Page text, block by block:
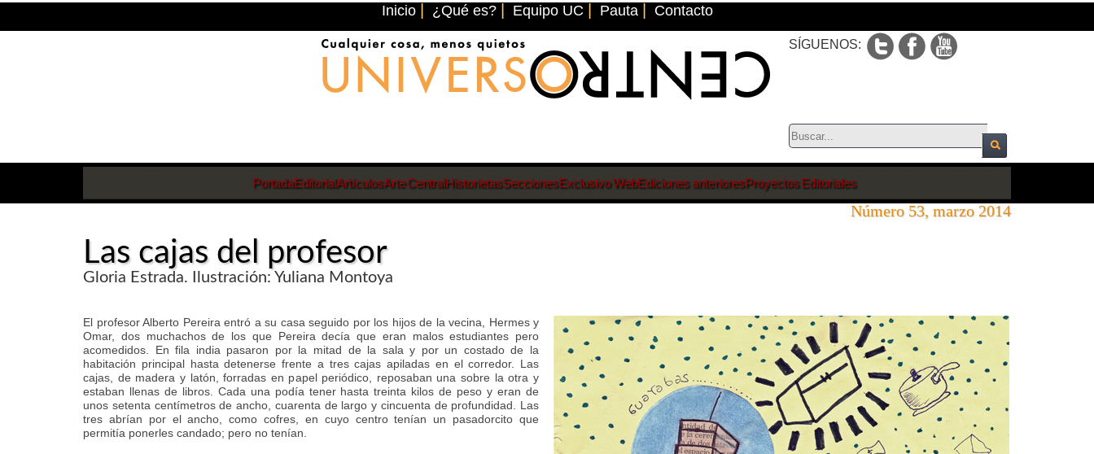
Inicio ¿Qué es? Equipo UC Pauta Contacto
SÍGUENOS:
PortadaEditorialArtículosArte CentralHistorietasSeccionesExclusivo WebEdiciones anterioresProyectos Editoriales
Número 53, marzo 2014
Las cajas del profesor
Gloria Estrada. Ilustración: Yuliana Montoya
El profesor Alberto Pereira entró a su casa seguido por los hijos de la vecina, Hermes y
Omar, dos muchachos de los que Pereira decía que eran malos estudiantes pero
acomedidos. En fila india pasaron por la mitad de la sala y por un costado de la
habitación principal hasta detenerse frente a tres cajas apiladas en el corredor. Las
cajas, de madera y latón, forradas en papel periódico, reposaban una sobre la otra y
estaban llenas de libros. Cada una podía tener hasta treinta kilos de peso y eran de
unos setenta centímetros de ancho, cuarenta de largo y cincuenta de profundidad. Las
tres abrían por el ancho, como cofres, en cuyo centro tenían un pasadorcito que
permitía ponerles candado; pero no tenían.